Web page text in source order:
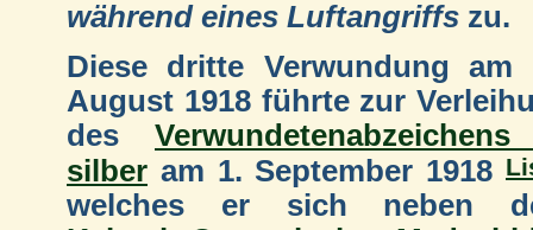
während eines Luftangriffs zu.
Diese dritte Verwundung am
August 1918 führte zur
des
silber am 1. September 1918
welches er sich neben